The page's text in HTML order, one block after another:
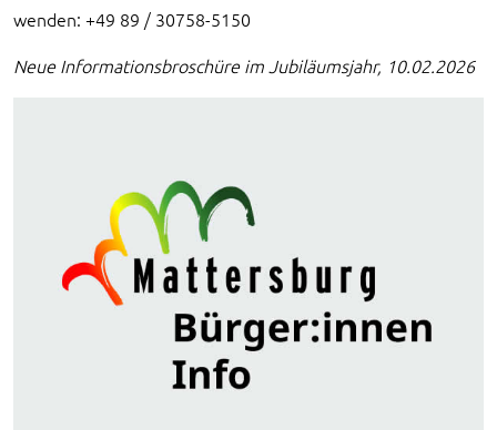
wenden: +49 89 / 30758-5150
Neue Informationsbroschüre im Jubiläumsjahr, 10.02.2026